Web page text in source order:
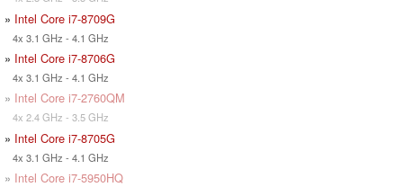
» Intel Core i7-8709G
4x 3.1 GHz - 4.1 GHz
» Intel Core i7-8706G
4x 3.1 GHz - 4.1 GHz
» Intel Core i7-2760QM
4x 2.4 GHz - 3.5 GHz
» Intel Core i7-8705G
4x 3.1 GHz - 4.1 GHz
» Intel Core i7-5950HQ